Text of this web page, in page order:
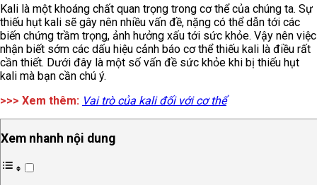
Kali là một khoáng chất quan trọng trong cơ thể của chúng ta. Sự
thiếu hụt kali sẽ gây nên nhiều vấn đề, nặng có thể dẫn tới các
biến chứng trầm trọng, ảnh hưởng xấu tới sức khỏe. Vậy nên việc
nhận biết sớm các dấu hiệu cảnh báo cơ thể thiếu kali là điều rất
cần thiết. Dưới đây là một số vấn đề sức khỏe khi bị thiếu hụt
kali mà bạn cần chú ý.
>>> Xem thêm: Vai trò của kali đối với cơ thể
Xem nhanh nội dung